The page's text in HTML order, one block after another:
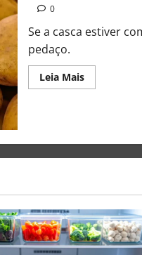
0
Se a casca estiver
pedaço.
Leia Mais